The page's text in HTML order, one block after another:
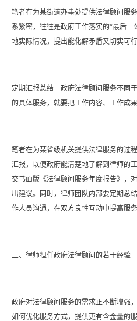
笔者在为某街道办事处提供法律顾问服
系紧密，往往是政府工作落实的“最后
地实际情况，提出能化解矛盾又切实可行
定期汇报总结 政府法律顾问服务不同
的具体服务，就要把工作内容、工作成
笔者在为某省级机关提供法律服务的过
汇报，以便政府能清楚地了解到律师的
交书面版《法律顾问服务年度报告》，
出建议。同时，律师团队内部要定期总
作人员沟通，在双方良性互动中提高服务
三、律师担任政府法律顾问的若干经验
政府对法律顾问服务的需求正不断增强
如何优化服务方式，提供更有含金量的